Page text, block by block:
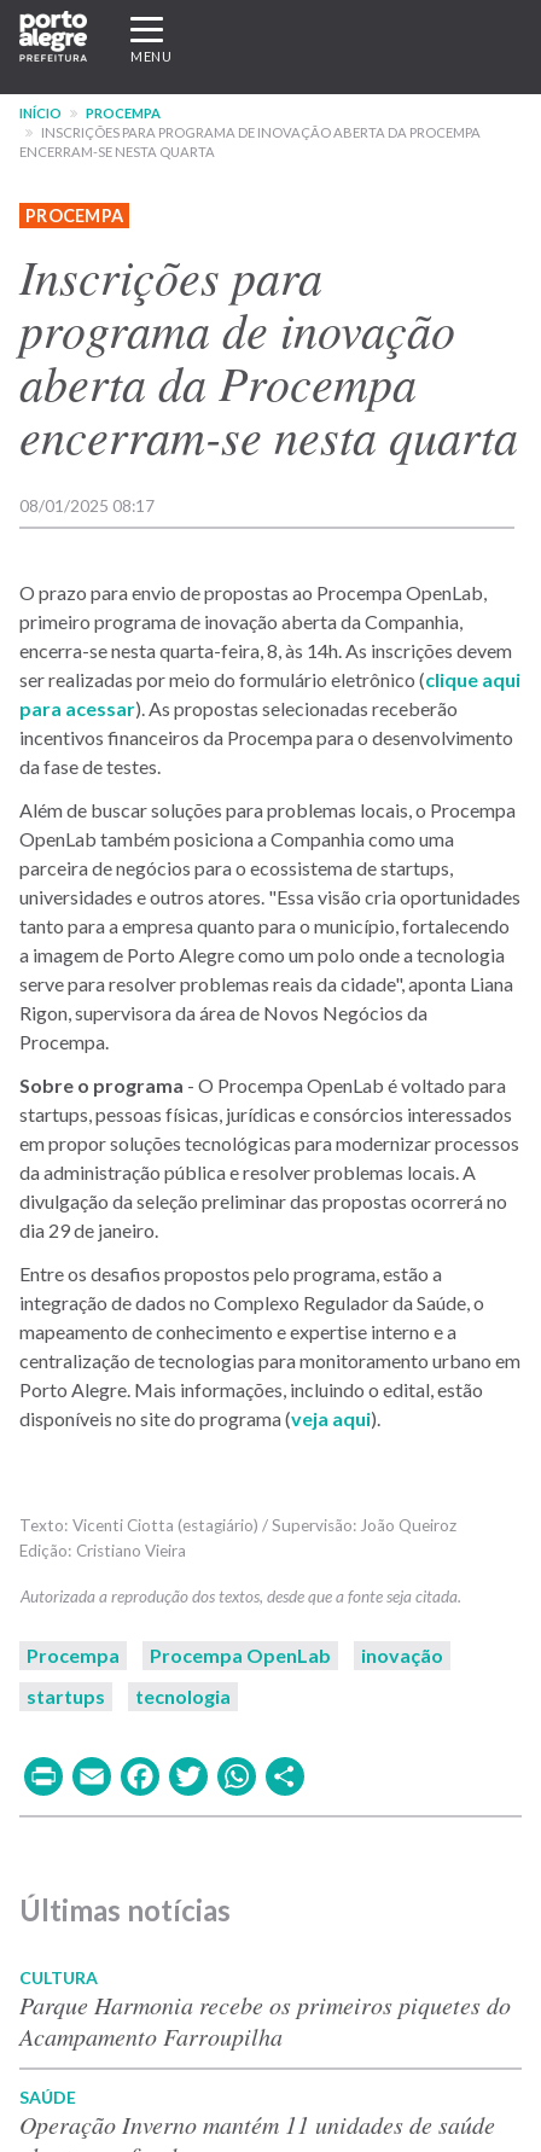
Pular
para
conteúdo
principal
Expandir/recolher
navegação
MENU
INÍCIO
PROCEMPA
INSCRIÇÕES PARA PROGRAMA DE INOVAÇÃO ABERTA DA PROCEMPA
ENCERRAM-SE NESTA QUARTA
PROCEMPA
Inscrições para
programa de inovação
aberta da Procempa
encerram-se nesta quarta
08/01/2025 08:17
O prazo para envio de propostas ao Procempa OpenLab,
primeiro programa de inovação aberta da Companhia,
encerra-se nesta quarta-feira, 8, às 14h. As inscrições devem
ser realizadas por meio do formulário eletrônico (clique aqui
para acessar). As propostas selecionadas receberão
incentivos financeiros da Procempa para o desenvolvimento
da fase de testes.
Além de buscar soluções para problemas locais, o Procempa
OpenLab também posiciona a Companhia como uma
parceira de negócios para o ecossistema de startups,
universidades e outros atores. "Essa visão cria oportunidades
tanto para a empresa quanto para o município, fortalecendo
a imagem de Porto Alegre como um polo onde a tecnologia
serve para resolver problemas reais da cidade", aponta Liana
Rigon, supervisora da área de Novos Negócios da
Procempa.
Sobre o programa - O Procempa OpenLab é voltado para
startups, pessoas físicas, jurídicas e consórcios interessados
em propor soluções tecnológicas para modernizar processos
da administração pública e resolver problemas locais. A
divulgação da seleção preliminar das propostas ocorrerá no
dia 29 de janeiro.
Entre os desafios propostos pelo programa, estão a
integração de dados no Complexo Regulador da Saúde, o
mapeamento de conhecimento e expertise interno e a
centralização de tecnologias para monitoramento urbano em
Porto Alegre. Mais informações, incluindo o edital, estão
disponíveis no site do programa (veja aqui).
Vicenti Ciotta (estagiário) / Supervisão: João Queiroz
Cristiano Vieira
Procempa Procempa OpenLab
inovação
startups
tecnologia
PrintEmailFacebook
TwitterWhatsApp
Últimas notícias
CULTURA
Parque Harmonia recebe os primeiros piquetes do
Acampamento Farroupilha
SAÚDE
Operação Inverno mantém 11 unidades de saúde